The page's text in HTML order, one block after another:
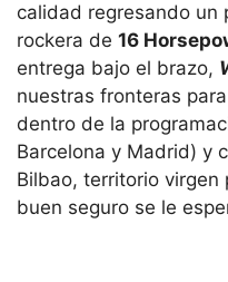
calidad regresando un
rockera de 16
entrega bajo el brazo,
nuestras fronteras
dentro de la
Barcelona y Madrid) y
Bilbao, territorio virgen
buen seguro se le